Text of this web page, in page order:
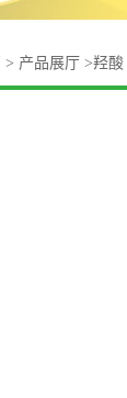
> 产品展厅 >羟酸